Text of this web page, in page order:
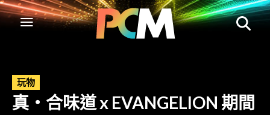
玩物
真‧合味道 x EVANGELION 期間